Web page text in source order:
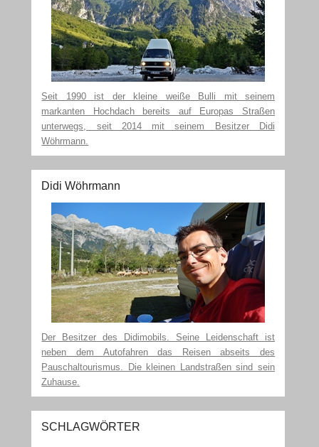
Seit 1990 ist der kleine weiße Bulli mit seinem
markanten Hochdach bereits auf Europas Straßen
unterwegs, seit 2014 mit seinem Besitzer Didi
Wöhrmann.
Didi Wöhrmann
Der Besitzer des Didimobils. Seine Leidenschaft ist
neben dem Autofahren das Reisen abseits des
Pauschaltourismus. Die kleinen Landstraßen sind sein
Zuhause.
SCHLAGWÖRTER